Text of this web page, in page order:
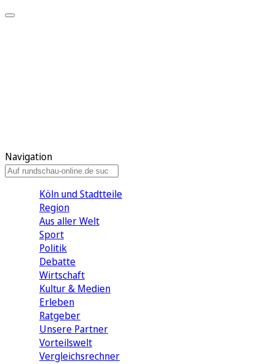
Navigation
Köln und Stadtteile
Region
Aus aller Welt
Sport
Politik
Debatte
Wirtschaft
Kultur & Medien
Erleben
Ratgeber
Unsere Partner
Vorteilswelt
Vergleichsrechner